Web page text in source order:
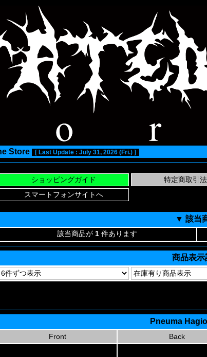
Store [ Last Update : July 31, 2026 (Fri.) ]
▼ 該当
該当商品が 1 件あります
商品表示
Pneuma
Front Back